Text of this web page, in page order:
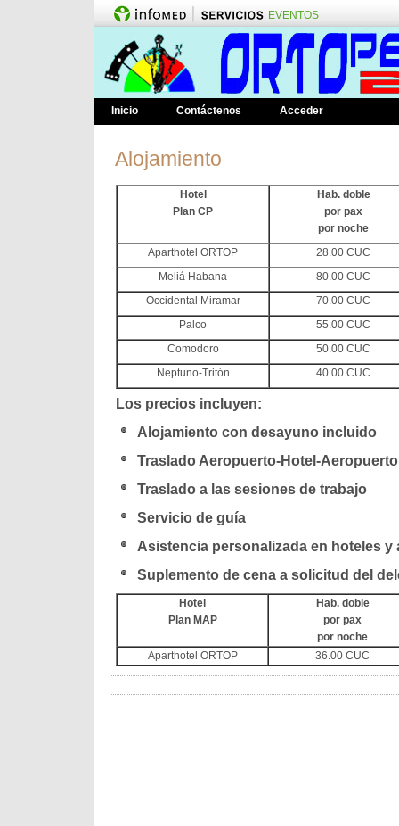
EVENTOS
Inicio Contáctenos Acceder
Alojamiento
Hotel
Plan CP
Hab. doble
por pax
por noche
Aparthotel ORTOP
28.00 CUC
Meliá Habana
80.00 CUC
Occidental Miramar
70.00 CUC
Palco
55.00 CUC
Comodoro
50.00 CUC
Neptuno-Tritón
40.00 CUC
Los precios incluyen:
Alojamiento con desayuno incluido
Traslado Aeropuerto-Hotel-Aeropuerto
Traslado a las sesiones de trabajo
Servicio de guía
Asistencia personalizada en hoteles y
Suplemento de cena a solicitud del
Hotel
Plan MAP
Hab. doble
por pax
por noche
Aparthotel ORTOP
36.00 CUC